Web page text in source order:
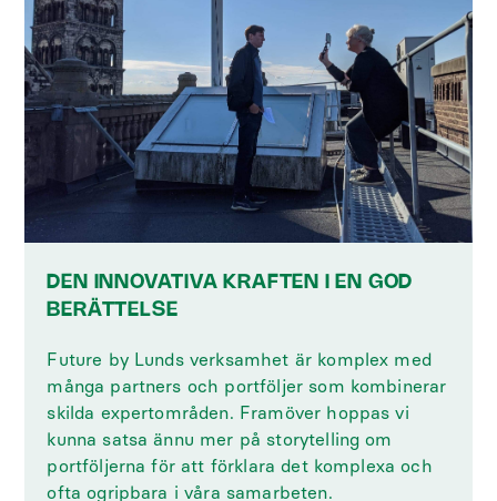
DEN INNOVATIVA KRAFTEN I EN GOD
BERÄTTELSE
Future by Lunds verksamhet är komplex med
många partners och portföljer som kombinerar
skilda expertområden. Framöver hoppas vi
kunna satsa ännu mer på storytelling om
portföljerna för att förklara det komplexa och
ofta ogripbara i våra samarbeten.